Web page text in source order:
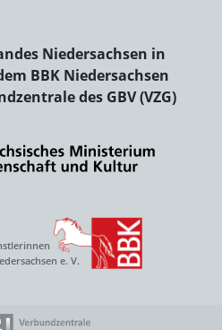
Niedersachsen in
BBK Niedersachsen
des GBV (VZG)
e. V.